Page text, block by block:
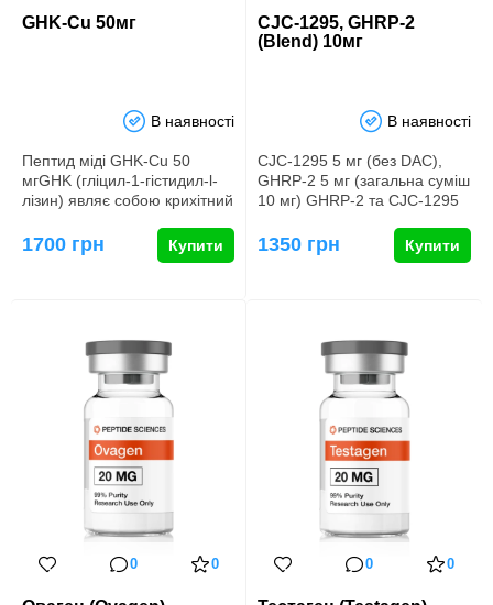
GHK-Cu 50мг
В наявності
Пептид міді GHK-Cu 50
мгGHK (гліцил-1-гістидил-l-
лізин) являє собою крихітний
1700 грн Купити
CJC-1295, GHRP-2
(Blend) 10мг
В наявності
CJC-1295 5 мг (без DAC),
GHRP-2 5 мг (загальна суміш
10 мг) GHRP-2 та CJC-1295
1350 грн Купити
0 0 0 0